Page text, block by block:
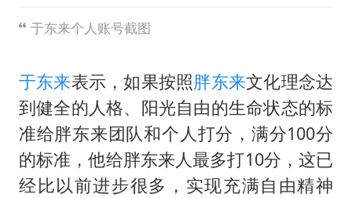
于东来个人账号截图
于东来表示，如果按照胖东来文化理念达
到健全的人格、阳光自由的生命状态的标
准给胖东来团队和个人打分，满分100分
的标准，他给胖东来人最多打10分，这已
经比以前进步很多，实现充满自由精神